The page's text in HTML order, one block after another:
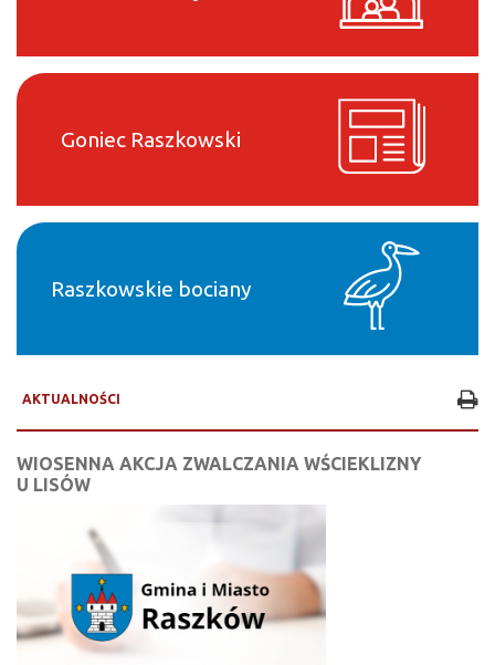
Goniec Raszkowski
Raszkowskie bociany
AKTUALNOŚCI
WIOSENNA AKCJA ZWALCZANIA WŚCIEKLIZNY
U LISÓW